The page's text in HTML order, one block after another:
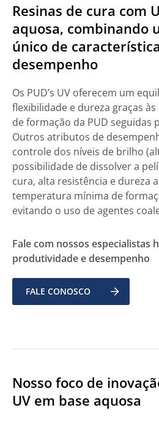
Resinas de cura com
aquosa, combinando
único de
desempenho
Os PUD’s UV oferecem um
flexibilidade e dureza graças
de formação da PUD seguidas
Outros atributos de
controle dos níveis de brilho
possibilidade de dissolver a
cura, alta resistência e dureza
temperatura mínima de
evitando o uso de agentes
Fale com nossos especialistas
produtividade e desempenho
FALE CONOSCO
Nosso foco de
UV em base aquosa